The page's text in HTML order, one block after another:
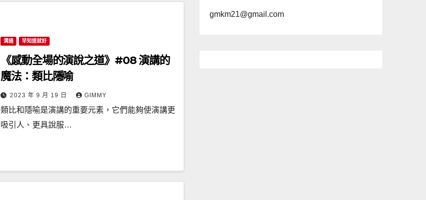
溝通 早知道就好
《感動全場的演說之道》#08 演講的
魔法：類比隱喻
2023 年 9 月 19 日 GIMMY
類比和隱喻是演講的重要元素，它們能夠使演講更
吸引人、更具說服…
gmkm21@gmail.com